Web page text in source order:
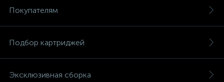
Покупателям
Подбор картриджей
Эксклюзивная сборка